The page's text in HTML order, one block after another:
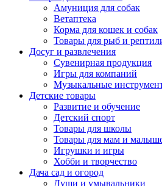
Амуниция для собак
Ветаптека
Корма для кошек и собак
Товары для рыб и
Досуг и развлечения
Сувенирная продукция
Игры для компаний
Музыкальные
Детские товары
Развитие и обучение
Детский спорт
Товары для школы
Товары для мам и
Игрушки и игры
Хобби и творчество
Дача сад и огород
Души и умывальники